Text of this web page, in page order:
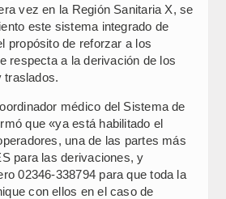
vez en la Región Sanitaria X, se
este sistema integrado de
propósito de reforzar a los
respecta a la derivación de los
traslados.
médico del Sistema de
que «ya está habilitado el
una de las partes más
para las derivaciones, y
02346-338794 para que toda la
con ellos en el caso de